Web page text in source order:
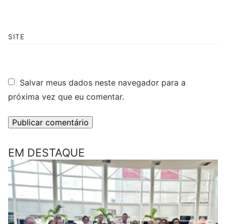
SITE
Salvar meus dados neste navegador para a
próxima vez que eu comentar.
EM DESTAQUE